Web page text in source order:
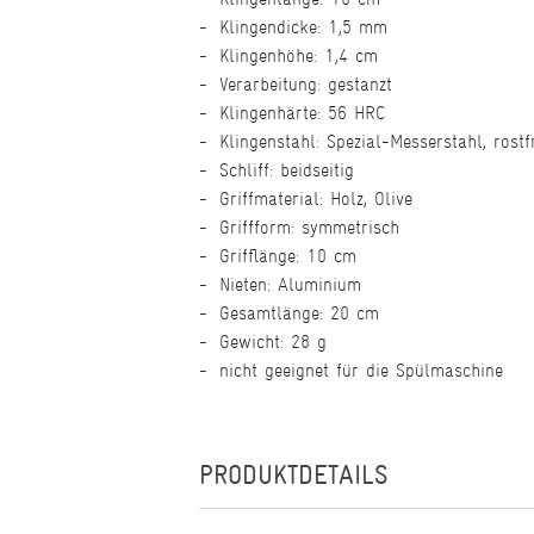
Klingendicke: 1,5 mm
Klingenhöhe: 1,4 cm
Verarbeitung: gestanzt
Klingenhärte: 56 HRC
Klingenstahl: Spezial-Messerstahl,
Schliff: beidseitig
Griffmaterial: Holz, Olive
Griffform: symmetrisch
Grifflänge: 10 cm
Nieten: Aluminium
Gesamtlänge: 20 cm
Gewicht: 28 g
nicht geeignet für die Spülmaschine
PRODUKTDETAILS